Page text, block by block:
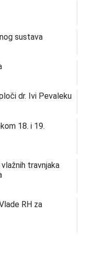
sustava
dr. Ivi Pevaleku
18. i 19.
travnjaka
RH za